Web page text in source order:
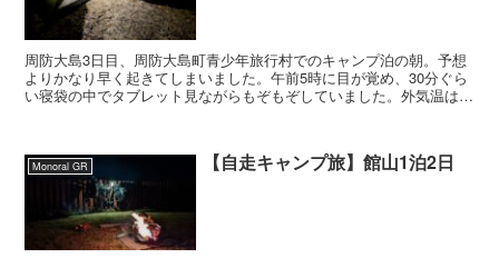
周防大島3日目、周防大島町青少年旅行村でのキャンプ泊の朝。予想
よりかなり早く起きてしまいました。午前5時に目が覚め、30分ぐら
い寝袋の中でタブレット見ながらもぞもぞしていました。外気温はか
Monoral GR 【自走キャンプ旅】館山1泊2日